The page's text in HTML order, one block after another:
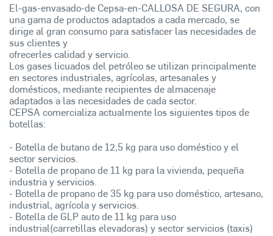
El-gas-envasado-de Cepsa-en-CALLOSA DE SEGURA, con
una gama de productos adaptados a cada mercado, se
dirige al gran consumo para satisfacer las necesidades de
sus clientes y
ofrecerles calidad y servicio.
Los gases licuados del petróleo se utilizan principalmente
en sectores industriales, agrícolas, artesanales y
domésticos, mediante recipientes de almacenaje
adaptados a las necesidades de cada sector.
CEPSA comercializa actualmente los siguientes tipos de
botellas:
- Botella de butano de 12,5 kg para uso doméstico y el
sector servicios.
- Botella de propano de 11 kg para la vivienda, pequeña
industria y servicios.
- Botella de propano de 35 kg para uso doméstico, artesano,
industrial, agrícola y servicios.
- Botella de GLP auto de 11 kg para uso
industrial(carretillas elevadoras) y sector servicios (taxis)